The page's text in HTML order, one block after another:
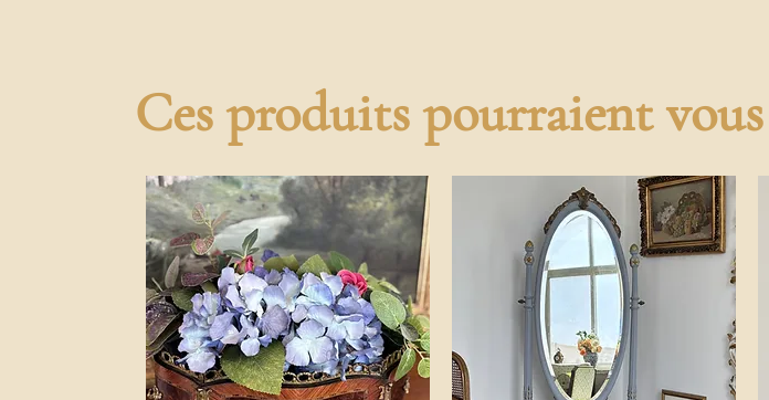
Ces produits pourraient